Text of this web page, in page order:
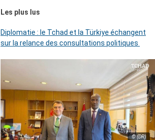
Les plus lus
Diplomatie : le Tchad et la Türkiye échangent
sur la relance des consultations politiques
© (DR)